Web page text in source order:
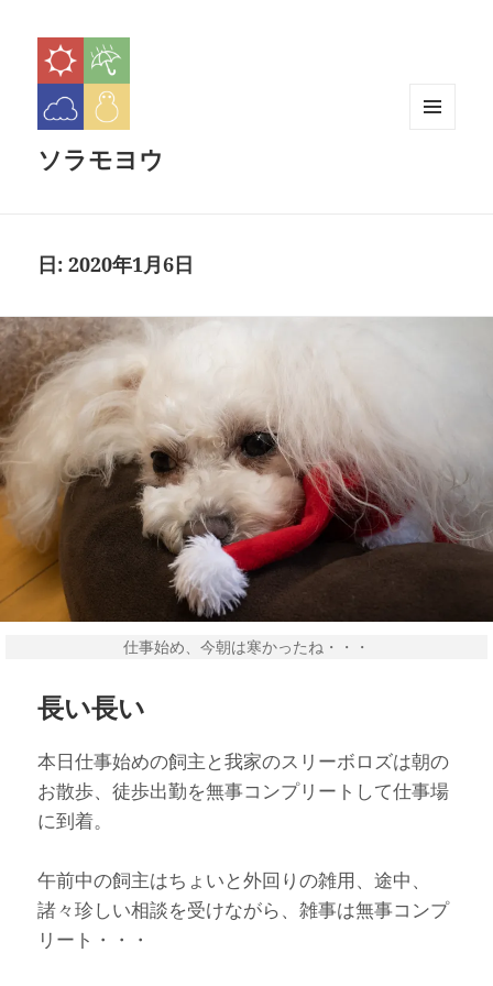
ソラモヨウ
日:2020年1月6日
仕事始め、今朝は寒かったね・・・
長い長い
本日仕事始めの飼主と我家のスリーボロズは朝の
お散歩、徒歩出勤を無事コンプリートして仕事場
に到着。
午前中の飼主はちょいと外回りの雑用、途中、
諸々珍しい相談を受けながら、雑事は無事コンプ
リート・・・